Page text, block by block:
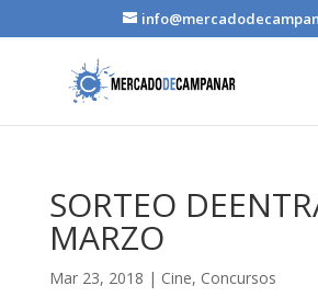
SORTEO
MARZO
Mar 23, 2018 | Cine, Concursos